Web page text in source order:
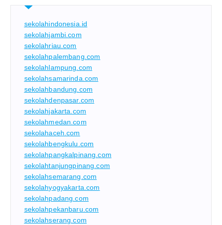
sekolahindonesia.id
sekolahjambi.com
sekolahriau.com
sekolahpalembang.com
sekolahlampung.com
sekolahsamarinda.com
sekolahbandung.com
sekolahdenpasar.com
sekolahjakarta.com
sekolahmedan.com
sekolahaceh.com
sekolahbengkulu.com
sekolahpangkalpinang.com
sekolahtanjungpinang.com
sekolahsemarang.com
sekolahyogyakarta.com
sekolahpadang.com
sekolahpekanbaru.com
sekolahserang.com